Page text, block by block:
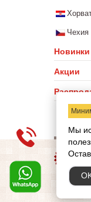
Чехия
Новинки
Акции
Мы